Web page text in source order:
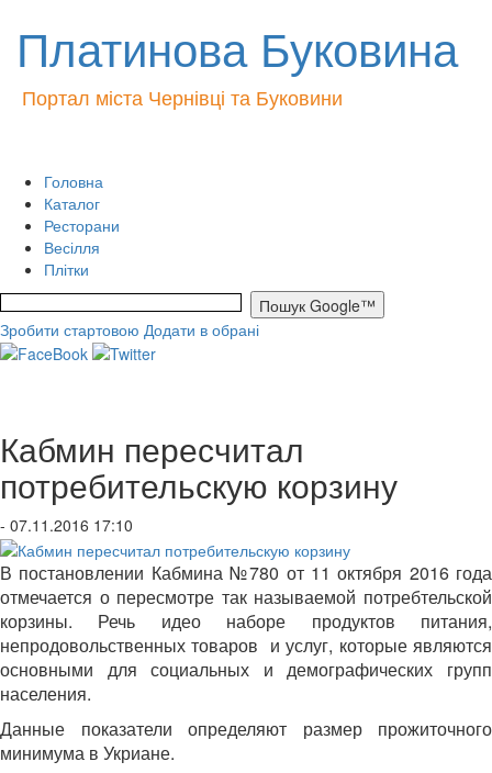
Платинова Буковина
Портал міста Чернівці та Буковини
Головна
Каталог
Ресторани
Весілля
Плітки
Зробити стартовою Додати в обрані
Кабмин пересчитал
потребительскую корзину
- 07.11.2016 17:10
В постановлении Кабмина №780 от 11 октября 2016 года
отмечается о пересмотре так называемой потребтельской
корзины. Речь идео наборе продуктов питания,
непродовольственных товаров и услуг, которые являются
основными для социальных и демографических групп
населения.
Данные показатели определяют размер прожиточного
минимума в Укриане.